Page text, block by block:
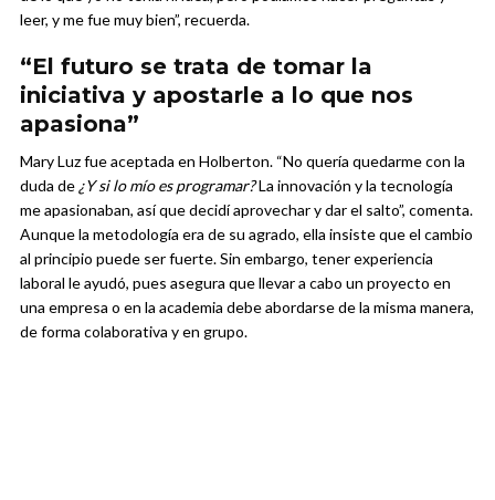
leer, y me fue muy bien”, recuerda.
“El futuro se trata de tomar la
iniciativa y apostarle a lo que nos
apasiona”
Mary Luz fue aceptada en Holberton. “No quería quedarme con la
duda de¿Y si lo mío es programar?La innovación y la tecnología
me apasionaban, así que decidí aprovechar y dar el salto”, comenta.
Aunque la metodología era de su agrado, ella insiste que el cambio
al principio puede ser fuerte. Sin embargo, tener experiencia
laboral le ayudó, pues asegura que llevar a cabo un proyecto en
una empresa o en la academia debe abordarse de la misma manera,
de forma colaborativa y en grupo.